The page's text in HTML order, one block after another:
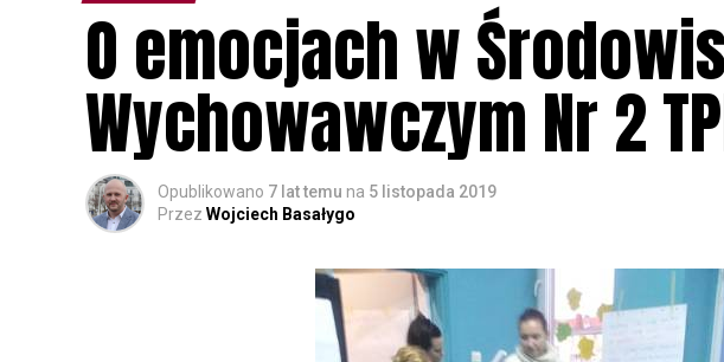
O emocjach w
Wychowawczym Nr 2
Opublikowano 7 lat temu na 5 listopada 2019
Przez Wojciech Basałygo